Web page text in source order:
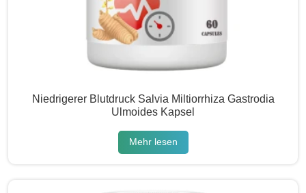
Niedrigerer Blutdruck Salvia Miltiorrhiza Gastrodia
Ulmoides Kapsel
Mehr lesen